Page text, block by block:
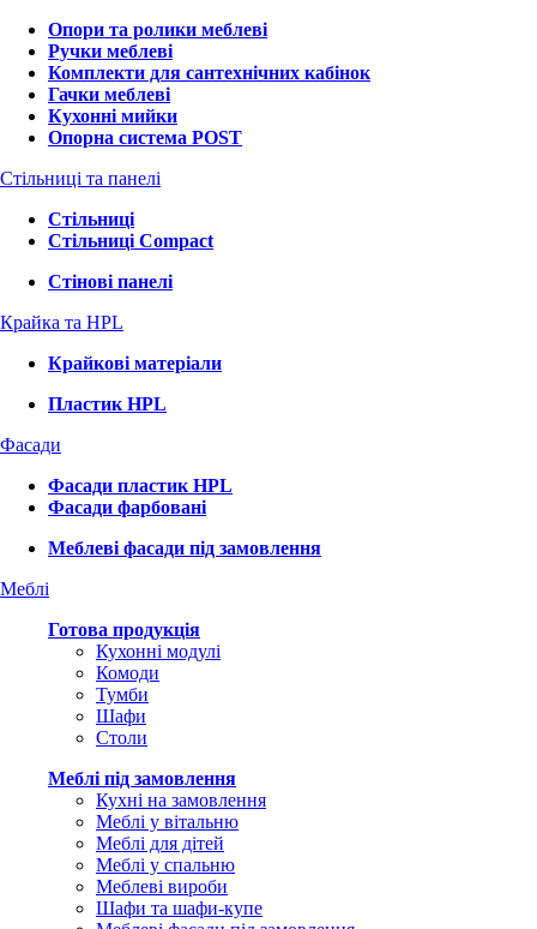
Опори та ролики меблеві
Ручки меблеві
Комплекти для сантехнічних кабінок
Гачки меблеві
Кухонні мийки
Опорна система POST
Стільниці та панелі
Стільниці
Стільниці Compact
Стінові панелі
Крайка та HPL
Крайкові матеріали
Пластик HPL
Фасади
Фасади пластик HPL
Фасади фарбовані
Меблеві фасади під замовлення
Меблі
Готова продукція
Кухонні модулі
Комоди
Тумби
Шафи
Столи
Меблі під замовлення
Кухні на замовлення
Меблі у вітальню
Меблі для дітей
Меблі у спальню
Меблеві вироби
Шафи та шафи-купе